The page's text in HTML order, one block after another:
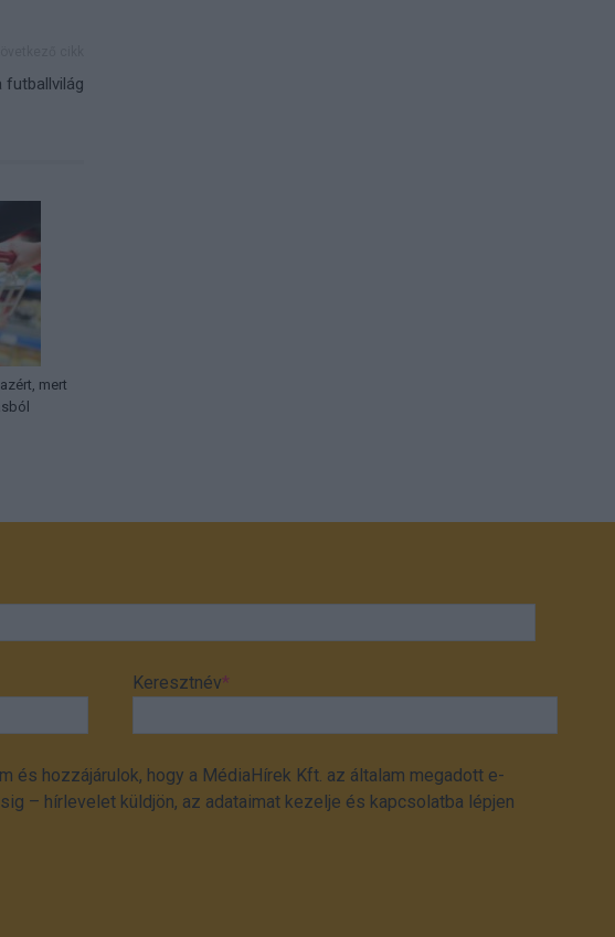
futballvilág
mert
Keresztnév*
és hozzájárulok, hogy a MédiaHírek Kft. az általam megadott e-
– hírlevelet küldjön, az adataimat kezelje és kapcsolatba lépjen